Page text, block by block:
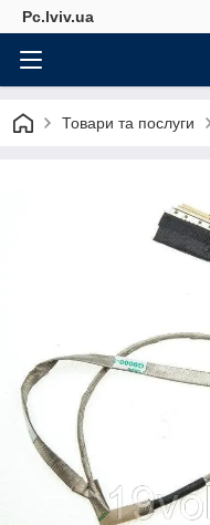
Pc.lviv.ua
Товари та послуги